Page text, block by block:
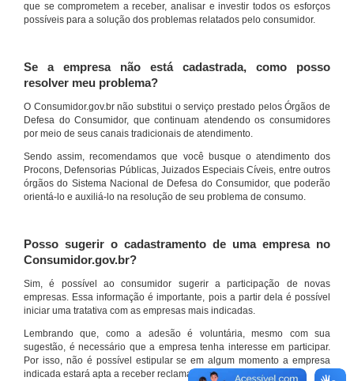
que se comprometem a receber, analisar e investir todos os esforços
possíveis para a solução dos problemas relatados pelo consumidor.
Se a empresa não está cadastrada, como posso
resolver meu problema?
O Consumidor.gov.br não substitui o serviço prestado pelos Órgãos de
Defesa do Consumidor, que continuam atendendo os consumidores
por meio de seus canais tradicionais de atendimento.
Sendo assim, recomendamos que você busque o atendimento dos
Procons, Defensorias Públicas, Juizados Especiais Cíveis, entre outros
órgãos do Sistema Nacional de Defesa do Consumidor, que poderão
orientá-lo e auxiliá-lo na resolução de seu problema de consumo.
Posso sugerir o cadastramento de uma empresa no
Consumidor.gov.br?
Sim, é possível ao consumidor sugerir a participação de novas
empresas. Essa informação é importante, pois a partir dela é possível
iniciar uma tratativa com as empresas mais indicadas.
Lembrando que, como a adesão é voluntária, mesmo com sua
sugestão, é necessário que a empresa tenha interesse em participar.
Por isso, não é possível estipular se em algum momento a empresa
indicada estará apta a receber reclamações por meio do site.